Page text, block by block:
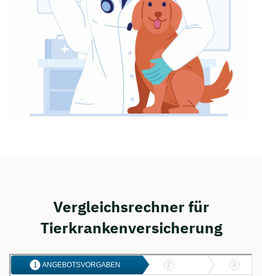
Vergleichsrechner für
Tierkrankenversicherung